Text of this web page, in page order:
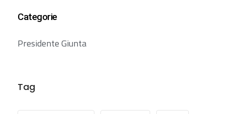
Categorie
Presidente Giunta
Tag